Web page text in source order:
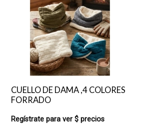
CUELLO DE DAMA ,4 COLORES
FORRADO
Regístrate para ver $ precios